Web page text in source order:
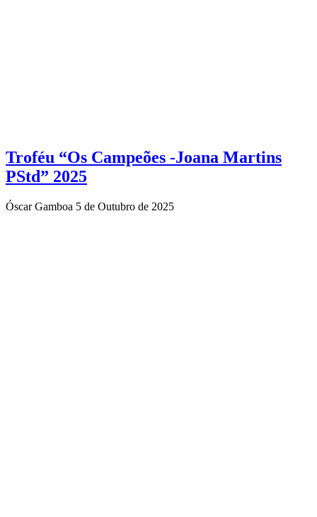
Troféu “Os Campeões -Joana Martins
PStd” 2025
Óscar Gamboa 5 de Outubro de 2025